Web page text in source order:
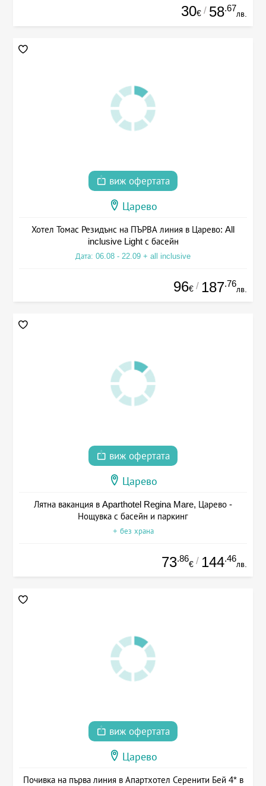
30€ / 58.67
лв.
виж офертата
Царево
Хотел Томас Резидънс на ПЪРВА линия в Царево: All
inclusive Light с басейн
Дата: 06.08 - 22.09 + all inclusive
96€ / 187.76
лв.
виж офертата
Царево
Лятна ваканция в Aparthotel Regina Mare, Царево -
Нощувка с басейн и паркинг
+ без храна
73.86
€ / 144.46
лв.
виж офертата
Царево
Почивка на първа линия в Апартхотел Серенити Бей 4* в